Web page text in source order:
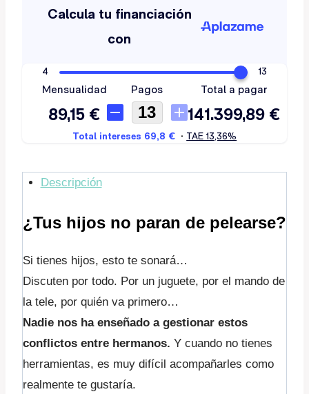
Descripción
¿Tus hijos no paran de pelearse?
Si tienes hijos, esto te sonará…
Discuten por todo. Por un juguete, por el mando de
la tele, por quién va primero…
Nadie nos ha enseñado a gestionar estos
conflictos entre hermanos. Y cuando no tienes
herramientas, es muy difícil acompañarles como
realmente te gustaría.